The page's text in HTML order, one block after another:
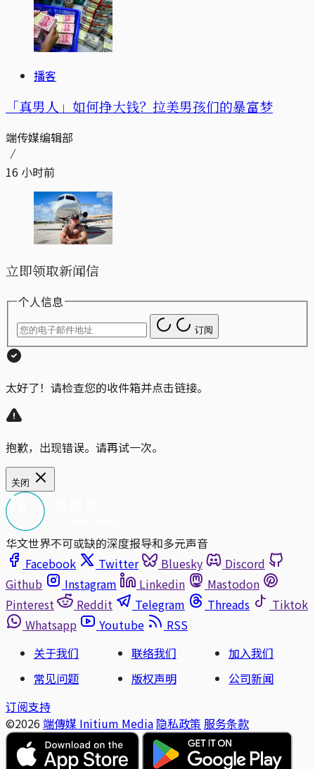
播客
「真男人」如何挣大钱？拉美男孩们的暴富梦
端传媒编辑部
16 小时前
立即领取新闻信
个人信息
订阅
太好了！请检查您的收件箱并点击链接。
抱歉，出现错误。请再试一次。
关闭
华文世界不可或缺的深度报导和多元声音
Facebook
Twitter Bluesky
Discord
Github
Instagram Linkedin
Mastodon
Pinterest
Reddit Telegram Threads
Tiktok
Whatsapp
Youtube
RSS
关于我们
联络我们
加入我们
常见问题
版权声明
公司新闻
订阅支持
©2026 端傳媒 Initium Media 隐私政策 服务条款